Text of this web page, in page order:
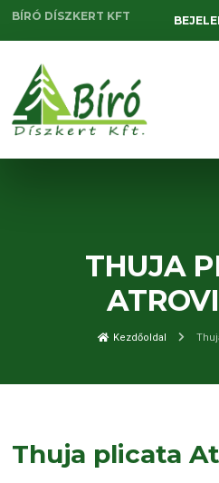
BÍRÓ DÍSZKERT KFT
THUJA
Kezdőoldal
Thuja plicata